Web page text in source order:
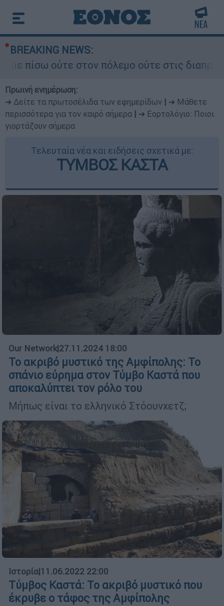
BREAKING NEWS:
στον πόλεμο ούτε στις
Πρωινή ενημέρωση:
➔ Δείτε τα πρωτοσέλιδα των εφημερίδων
➔ Μάθετε
περισσότερα για τον καιρό σήμερα
➔ Εορτολόγιο: Ποιοι
γιορτάζουν σήμερα
Τελευταία νέα και ειδήσεις σχετικά με:
ΤΥΜΒΟΣ ΚΑΣΤΑ
Our Network|27.11.2024 18:00
Το ακριβό μυστικό της Αμφίπολης: Το
σπάνιο εύρημα στον Τύμβο Καστά που
αποκαλύπτει τον ρόλο του
Μήπως είναι το ελληνικό Στόουνχετζ;
Ιστορία|11.06.2022 22:00
Tύμβος Καστά: Το ακριβό μυστικό που
έκρυβε ο τάφος της Αμφίπολης